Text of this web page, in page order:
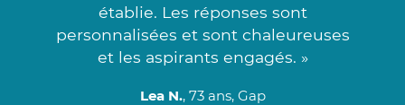
établie. Les réponses sont
personnalisées et sont chaleureuses
et les aspirants engagés. »
Lea N., 73 ans, Gap